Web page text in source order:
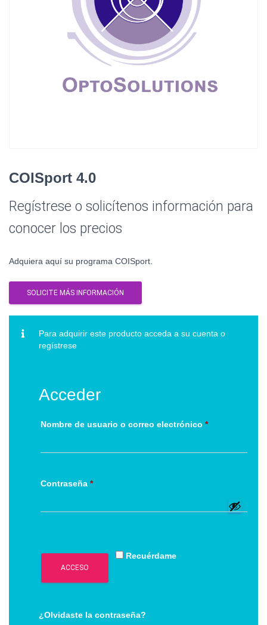
COISport 4.0
Regístrese o solicítenos información para
conocer los precios
Adquiera aquí su programa COISport.
SOLICITE MÁS INFORMACIÓN
Para adquirir este producto acceda a su cuenta o
regístrese
Acceder
Nombre de usuario o correo electrónico *Obligatorio
Contraseña *Obligatorio
Recuérdame
ACCESO
¿Olvidaste la contraseña?